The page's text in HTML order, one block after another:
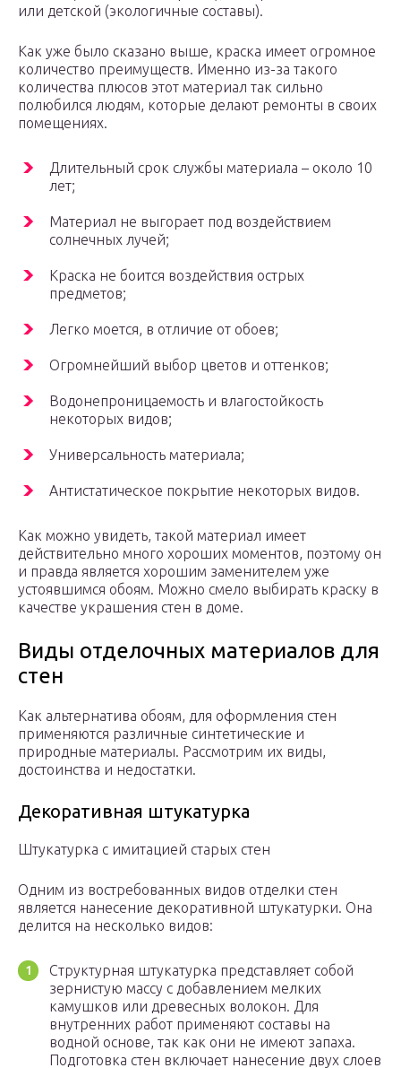
или детской (экологичные составы).
Как уже было сказано выше, краска имеет огромное
количество преимуществ. Именно из-за такого
количества плюсов этот материал так сильно
полюбился людям, которые делают ремонты в своих
помещениях.
Длительный срок службы материала – около 10
лет;
Материал не выгорает под воздействием
солнечных лучей;
Краска не боится воздействия острых
предметов;
Легко моется, в отличие от обоев;
Огромнейший выбор цветов и оттенков;
Водонепроницаемость и влагостойкость
некоторых видов;
Универсальность материала;
Антистатическое покрытие некоторых видов.
Как можно увидеть, такой материал имеет
действительно много хороших моментов, поэтому он
и правда является хорошим заменителем уже
устоявшимся обоям. Можно смело выбирать краску в
качестве украшения стен в доме.
Виды отделочных материалов для
стен
Как альтернатива обоям, для оформления стен
применяются различные синтетические и
природные материалы. Рассмотрим их виды,
достоинства и недостатки.
Декоративная штукатурка
Штукатурка с имитацией старых стен
Одним из востребованных видов отделки стен
является нанесение декоративной штукатурки. Она
делится на несколько видов:
Структурная штукатурка представляет собой
зернистую массу с добавлением мелких
камушков или древесных волокон. Для
внутренних работ применяют составы на
водной основе, так как они не имеют запаха.
Подготовка стен включает нанесение двух слоев